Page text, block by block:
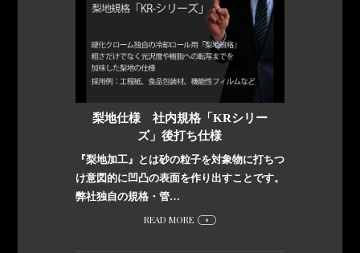
梨地仕様 社内規格「KRシリー
ズ」後打ち仕様
『梨地加工』とは砂の粒子を対象物に打ちつ
け意図的に凹凸の表面を作り出すことです。
弊社独自の規格・管…
READ MORE